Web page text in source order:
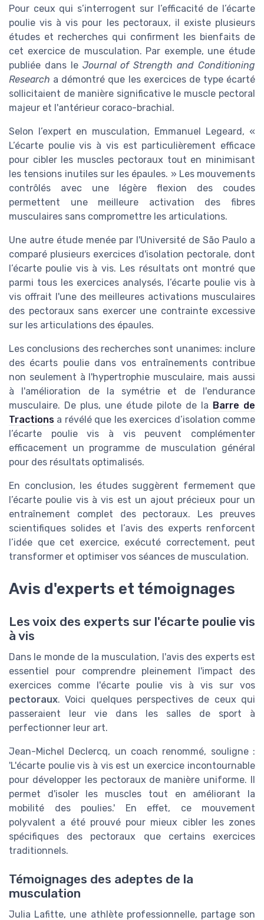
Pour ceux qui s’interrogent sur l’efficacité de l’écarte
poulie vis à vis pour les pectoraux, il existe plusieurs
études et recherches qui confirment les bienfaits de
cet exercice de musculation. Par exemple, une étude
publiée dans le Journal of Strength and Conditioning
Research a démontré que les exercices de type écarté
sollicitaient de manière significative le muscle pectoral
majeur et l'antérieur coraco-brachial.
Selon l’expert en musculation, Emmanuel Legeard, «
L’écarte poulie vis à vis est particulièrement efficace
pour cibler les muscles pectoraux tout en minimisant
les tensions inutiles sur les épaules. » Les mouvements
contrôlés avec une légère flexion des coudes
permettent une meilleure activation des fibres
musculaires sans compromettre les articulations.
Une autre étude menée par l'Université de São Paulo a
comparé plusieurs exercices d'isolation pectorale, dont
l’écarte poulie vis à vis. Les résultats ont montré que
parmi tous les exercices analysés, l’écarte poulie vis à
vis offrait l'une des meilleures activations musculaires
des pectoraux sans exercer une contrainte excessive
sur les articulations des épaules.
Les conclusions des recherches sont unanimes: inclure
des écarts poulie dans vos entraînements contribue
non seulement à l'hypertrophie musculaire, mais aussi
à l'amélioration de la symétrie et de l'endurance
musculaire. De plus, une étude pilote de la Barre de
Tractions a révélé que les exercices d’isolation comme
l’écarte poulie vis à vis peuvent complémenter
efficacement un programme de musculation général
pour des résultats optimalisés.
En conclusion, les études suggèrent fermement que
l’écarte poulie vis à vis est un ajout précieux pour un
entraînement complet des pectoraux. Les preuves
scientifiques solides et l’avis des experts renforcent
l’idée que cet exercice, exécuté correctement, peut
transformer et optimiser vos séances de musculation.
Avis d'experts et témoignages
Les voix des experts sur l'écarte poulie vis
à vis
Dans le monde de la musculation, l'avis des experts est
essentiel pour comprendre pleinement l'impact des
exercices comme l'écarte poulie vis à vis sur vos
pectoraux. Voici quelques perspectives de ceux qui
passeraient leur vie dans les salles de sport à
perfectionner leur art.
Jean-Michel Declercq, un coach renommé, souligne :
'L'écarte poulie vis à vis est un exercice incontournable
pour développer les pectoraux de manière uniforme. Il
permet d'isoler les muscles tout en améliorant la
mobilité des poulies.' En effet, ce mouvement
polyvalent a été prouvé pour mieux cibler les zones
spécifiques des pectoraux que certains exercices
traditionnels.
Témoignages des adeptes de la
musculation
Julia Lafitte, une athlète professionnelle, partage son